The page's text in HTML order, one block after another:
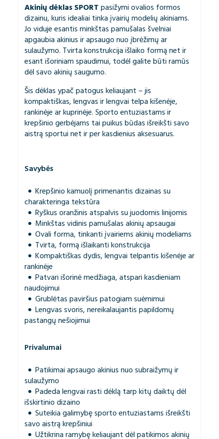
Akinių dėklas SPORTpasižymi ovalios formos
dizainu, kuris idealiai tinka įvairių modelių akiniams.
Jo viduje esantis minkštas pamušalas švelniai
apgaubia akinius ir apsaugo nuo įbrėžimų ar
sulaužymo. Tvirta konstrukcija išlaiko formą net ir
esant išoriniam spaudimui, todėl galite būti ramūs
dėl savo akinių saugumo.
Šis dėklas ypač patogus keliaujant – jis
kompaktiškas, lengvas ir lengvai telpa kišenėje,
rankinėje ar kuprinėje. Sporto entuziastams ir
krepšinio gerbėjams tai puikus būdas išreikšti savo
aistrą sportui net ir per kasdienius aksesuarus.
Savybės
Krepšinio kamuolį primenantis dizainas su
charakteringa tekstūra
Ryškus oranžinis atspalvis su juodomis linijomis
Minkštas vidinis pamušalas akinių apsaugai
Ovali forma, tinkanti įvairiems akinių modeliams
Tvirta, formą išlaikanti konstrukcija
Kompaktiškas dydis, lengvai telpantis kišenėje ar
rankinėje
Patvari išorinė medžiaga, atspari kasdieniam
naudojimui
Grublėtas paviršius patogiam suėmimui
Lengvas svoris, nereikalaujantis papildomų
pastangų nešiojimui
Privalumai
Patikimai apsaugo akinius nuo subraižymų ir
sulaužymo
Padeda lengvai rasti dėklą tarp kitų daiktų dėl
išskirtinio dizaino
Suteikia galimybę sporto entuziastams išreikšti
savo aistrą krepšiniui
Užtikrina ramybę keliaujant dėl patikimos akinių